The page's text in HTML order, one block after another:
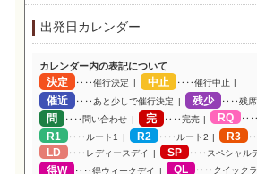
出発日カレンダー
カレンダー内の表記について
決定 ‥‥催行決定 中止 ‥‥催行中止
催近 ‥‥あと少しで催行決定 残少 ‥‥残席
問 ‥‥問い合わせ 完 ‥‥完売 RQ ‥‥
R1 ‥‥ルート1 R2 ‥‥ルート2 R3
LD ‥‥レディースデイ SP ‥‥スペシャル
得W ‥‥得ウィークデイ QL ‥‥クイックラ